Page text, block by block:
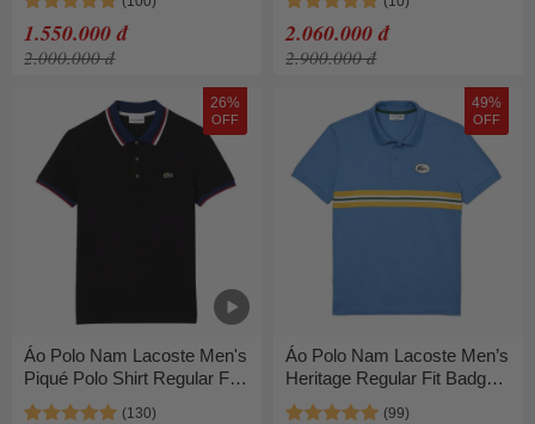
Green Size 42
1.550.000 đ
2.000.000 đ
10 XFJ Màu Trắng Kem
Size 4
2.060.000 đ
2.900.000 đ
26%
OFF
Áo Polo Nam Lacoste Men's
Piqué Polo Shirt Regular Fit
PH6351 031 Màu Đen Size
49%
OFF
Áo Polo Nam Lacoste Men’s
Heritage Regular Fit Badge
Cotton Piqué PH9764-51